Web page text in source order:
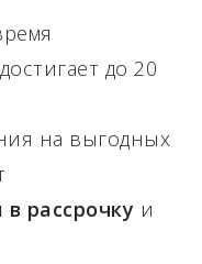
до 20
на выгодных
в рассрочку и